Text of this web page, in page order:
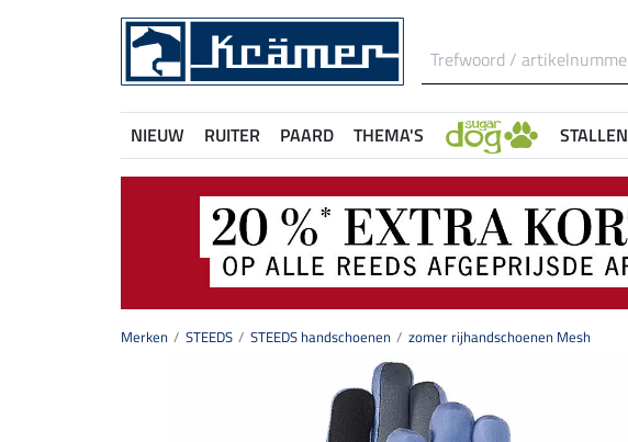
NIEUW RUITER PAARD THEMA'S STALLEN
Merken STEEDS STEEDS handschoenen zomer rijhandschoenen Mesh